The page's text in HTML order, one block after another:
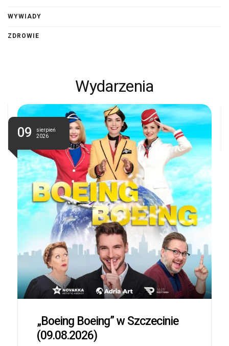
WYWIADY
ZDROWIE
Wydarzenia
09
sierpień
2026
„Boeing Boeing” w Szczecinie
(09.08.2026)